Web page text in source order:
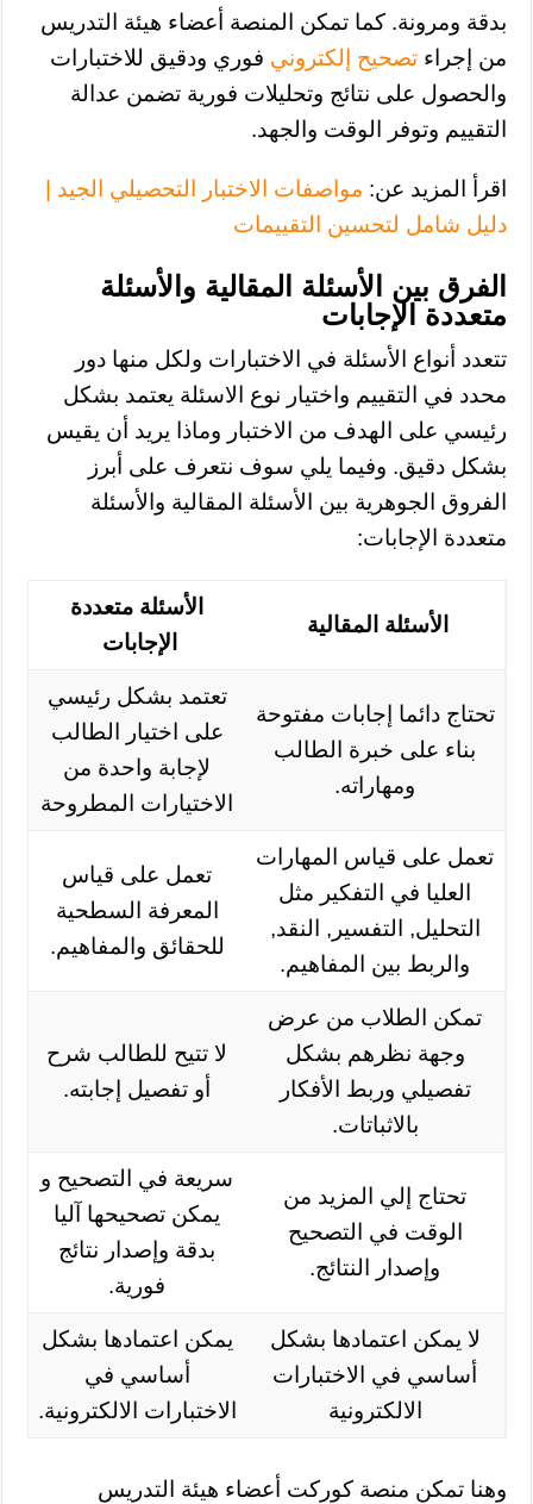
بدقة ومرونة. كما تمكن المنصة أعضاء هيئة التدريس
من إجراءتصحيح إلكتروني فوري ودقيق للاختبارات
والحصول على نتائج وتحليلات فورية تضمن عدالة
التقييم وتوفر الوقت والجهد.
اقرأ المزيد عن: مواصفات الاختبار التحصيلي الجيد |
دليل شامل لتحسين التقييمات
الفرق بين الأسئلة المقالية والأسئلة
متعددة الإجابات
تتعدد أنواع الأسئلة في الاختبارات ولكل منها دور
محدد في التقييم واختيار نوع الاسئلة يعتمد بشكل
رئيسي على الهدف من الاختبار وماذا يريد أن يقيس
بشكل دقيق. وفيما يلي سوف نتعرف على أبرز
الفروق الجوهرية بين الأسئلة المقالية والأسئلة
متعددة الإجابات:
الأسئلة المقالية
الأسئلة متعددة
الإجابات
تحتاج دائما إجابات مفتوحة
بناء على خبرة الطالب
ومهاراته.
تعتمد بشكل رئيسي
على اختيار الطالب
لإجابة واحدة من
الاختيارات المطروحة
تعمل على قياس المهارات
العليا في التفكير مثل
التحليل, التفسير, النقد,
والربط بين المفاهيم.
تعمل على قياس
المعرفة السطحية
للحقائق والمفاهيم.
تمكن الطلاب من عرض
وجهة نظرهم بشكل
تفصيلي وربط الأفكار
بالاثباتات.
لا تتيح للطالب شرح
أو تفصيل إجابته.
تحتاج إلي المزيد من
الوقت في التصحيح
وإصدار النتائج.
سريعة في التصحيح و
يمكن تصحيحها آليا
بدقة وإصدار نتائج
فورية.
لا يمكن اعتمادها بشكل
أساسي في الاختبارات
الالكترونية
يمكن اعتمادها بشكل
أساسي في
الاختبارات الالكترونية.
وهنا تمكن منصة كوركت أعضاء هيئة التدريس